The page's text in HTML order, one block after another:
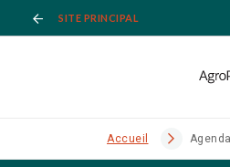
SITE PRINCIPAL
Accueil Agenda